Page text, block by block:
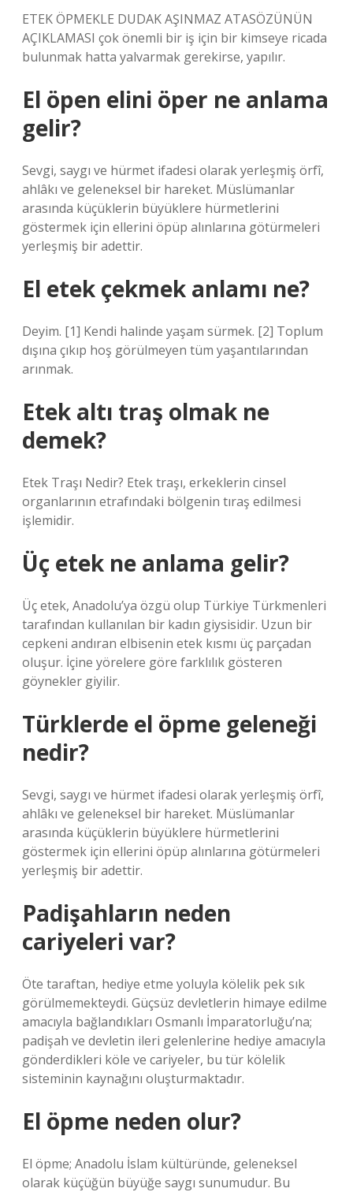
ETEK ÖPMEKLE DUDAK AŞINMAZ ATASÖZÜNÜN
AÇIKLAMASI çok önemli bir iş için bir kimseye ricada
bulunmak hatta yalvarmak gerekirse, yapılır.
El öpen elini öper ne anlama
gelir?
Sevgi, saygı ve hürmet ifadesi olarak yerleşmiş örfî,
ahlâkı ve geleneksel bir hareket. Müslümanlar
arasında küçüklerin büyüklere hürmetlerini
göstermek için ellerini öpüp alınlarına götürmeleri
yerleşmiş bir adettir.
El etek çekmek anlamı ne?
Deyim. [1] Kendi halinde yaşam sürmek. [2] Toplum
dışına çıkıp hoş görülmeyen tüm yaşantılarından
arınmak.
Etek altı traş olmak ne
demek?
Etek Traşı Nedir? Etek traşı, erkeklerin cinsel
organlarının etrafındaki bölgenin tıraş edilmesi
işlemidir.
Üç etek ne anlama gelir?
Üç etek, Anadolu’ya özgü olup Türkiye Türkmenleri
tarafından kullanılan bir kadın giysisidir. Uzun bir
cepkeni andıran elbisenin etek kısmı üç parçadan
oluşur. İçine yörelere göre farklılık gösteren
göynekler giyilir.
Türklerde el öpme geleneği
nedir?
Sevgi, saygı ve hürmet ifadesi olarak yerleşmiş örfî,
ahlâkı ve geleneksel bir hareket. Müslümanlar
arasında küçüklerin büyüklere hürmetlerini
göstermek için ellerini öpüp alınlarına götürmeleri
yerleşmiş bir adettir.
Padişahların neden
cariyeleri var?
Öte taraftan, hediye etme yoluyla kölelik pek sık
görülmemekteydi. Güçsüz devletlerin himaye edilme
amacıyla bağlandıkları Osmanlı İmparatorluğu’na;
padişah ve devletin ileri gelenlerine hediye amacıyla
gönderdikleri köle ve cariyeler, bu tür kölelik
sisteminin kaynağını oluşturmaktadır.
El öpme neden olur?
El öpme; Anadolu İslam kültüründe, geleneksel
olarak küçüğün büyüğe saygı sunumudur. Bu